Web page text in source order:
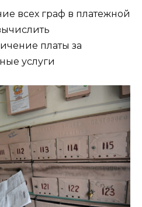
всех граф в платежной
платы за
услуги